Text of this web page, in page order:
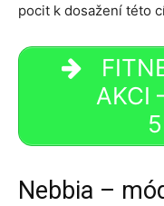
pocit k dosažení této
AKCI
Nebbia –